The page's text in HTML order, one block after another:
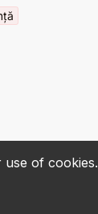
of cookies.